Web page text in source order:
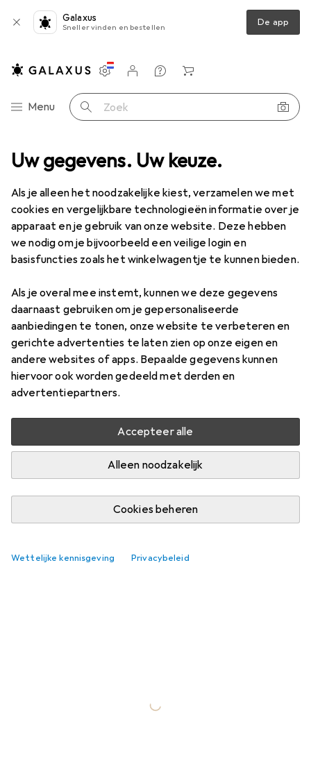
Uw gegevens. Uw keuze.
Als je alleen het noodzakelijke kiest, verzamelen we met
cookies en vergelijkbare technologieën informatie over je
apparaat en je gebruik van onze website. Deze hebben
we nodig om je bijvoorbeeld een veilige login en
basisfuncties zoals het winkelwagentje te kunnen bieden.
Als je overal mee instemt, kunnen we deze gegevens
daarnaast gebruiken om je gepersonaliseerde
aanbiedingen te tonen, onze website te verbeteren en
gerichte advertenties te laten zien op onze eigen en
andere websites of apps. Bepaalde gegevens kunnen
hiervoor ook worden gedeeld met derden en
advertentiepartners.
Accepteer alle
Alleen noodzakelijk
Cookies beheren
Wettelijke kennisgeving Privacybeleid
Galaxus
Sneller vinden en bestellen De app
Categorie navigatie
Menu Zoek op
Instellingen
Klantenaccount
Produktvergelijking
Verlanglijstje
Winkelmandje
Productassortiment Wonen Organisator
Wasmand
ProductenForum